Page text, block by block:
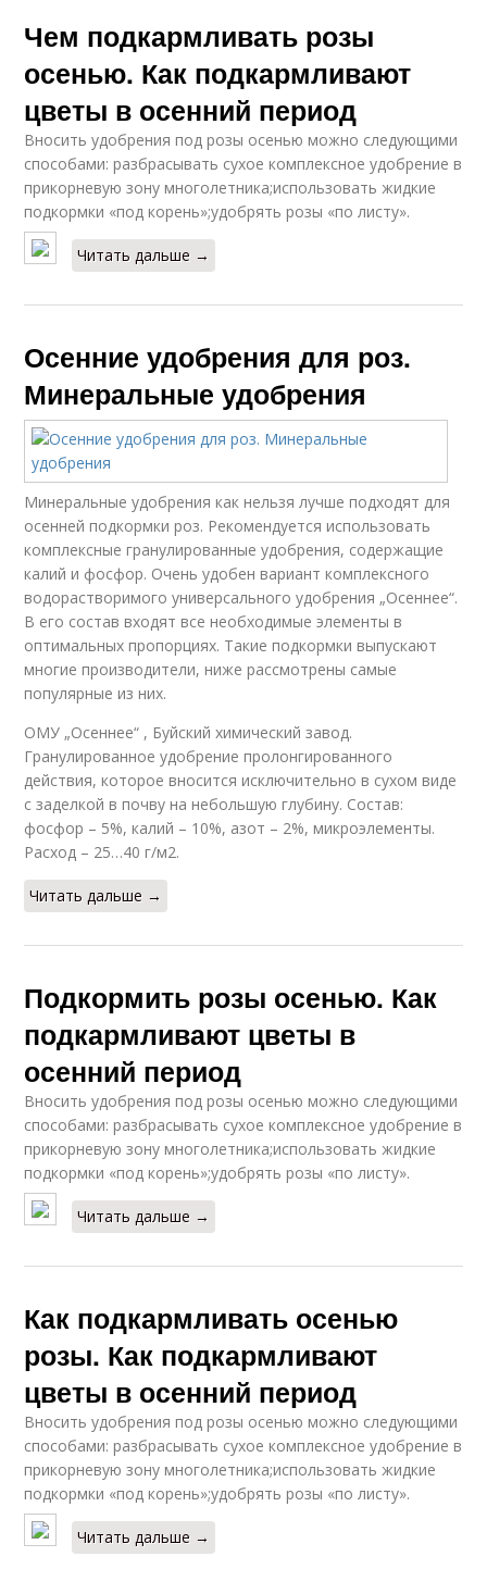
Чем подкармливать розы
осенью. Как подкармливают
цветы в осенний период
Вносить удобрения под розы осенью можно следующими
способами: разбрасывать сухое комплексное удобрение в
прикорневую зону многолетника;использовать жидкие
подкормки «под корень»;удобрять розы «по листу».
Читать дальше →
Осенние удобрения для роз.
Минеральные удобрения
Минеральные удобрения как нельзя лучше подходят для
осенней подкормки роз. Рекомендуется использовать
комплексные гранулированные удобрения, содержащие
калий и фосфор. Очень удобен вариант комплексного
водорастворимого универсального удобрения „Осеннее“.
В его состав входят все необходимые элементы в
оптимальных пропорциях. Такие подкормки выпускают
многие производители, ниже рассмотрены самые
популярные из них.
ОМУ „Осеннее“ , Буйский химический завод.
Гранулированное удобрение пролонгированного
действия, которое вносится исключительно в сухом виде
с заделкой в почву на небольшую глубину. Состав:
фосфор – 5%, калий – 10%, азот – 2%, микроэлементы.
Расход – 25…40 г/м2.
Читать дальше →
Подкормить розы осенью. Как
подкармливают цветы в
осенний период
Вносить удобрения под розы осенью можно следующими
способами: разбрасывать сухое комплексное удобрение в
прикорневую зону многолетника;использовать жидкие
подкормки «под корень»;удобрять розы «по листу».
Читать дальше →
Как подкармливать осенью
розы. Как подкармливают
цветы в осенний период
Вносить удобрения под розы осенью можно следующими
способами: разбрасывать сухое комплексное удобрение в
прикорневую зону многолетника;использовать жидкие
подкормки «под корень»;удобрять розы «по листу».
Читать дальше →